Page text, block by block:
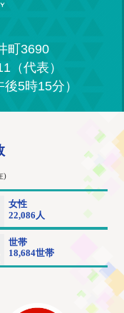
町3690
（代表）
5時15分）